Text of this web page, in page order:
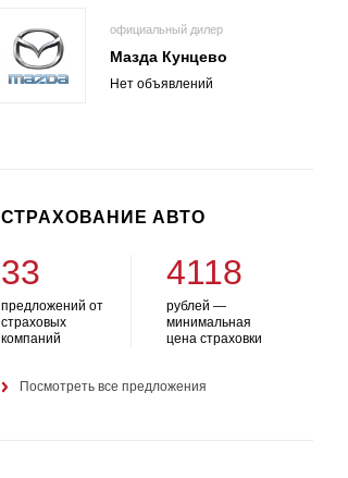
официальный дилер
Мазда Кунцево
Нет объявлений
СТРАХОВАНИЕ АВТО
33
предложений от
страховых
компаний
4118
рублей —
минимальная
цена страховки
Посмотреть все предложения